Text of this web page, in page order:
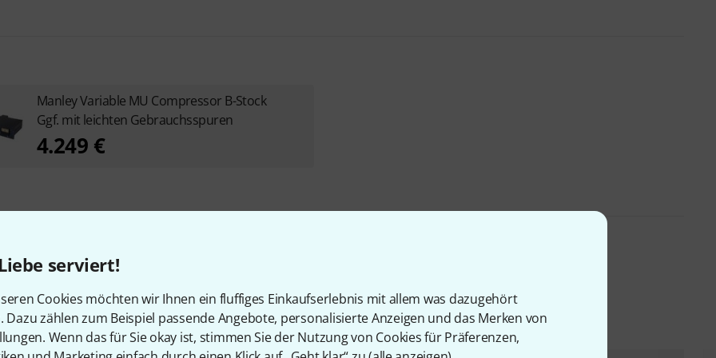
serviert!
Cookies möchten wir Ihnen ein fluffiges Einkaufserlebnis mit allem was dazugehört
Dazu zählen zum Beispiel passende Angebote, personalisierte Anzeigen und das Merken von
Wenn das für Sie okay ist, stimmen Sie der Nutzung von Cookies für Präferenzen,
Manley Variable MU Compressor B-Stock
Ggf. mit leichten Gebrauchsspuren
4.249 €
& passende Artikel